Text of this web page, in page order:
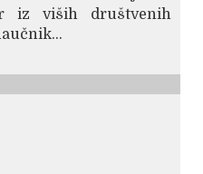
iz viših društvenih